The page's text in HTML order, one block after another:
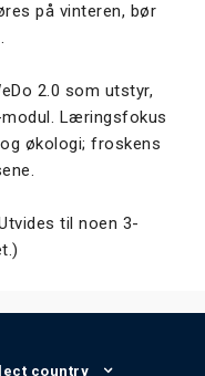
på vinteren, bør
2.0 som utstyr,
Læringsfokus
økologi; froskens
til noen 3-
country